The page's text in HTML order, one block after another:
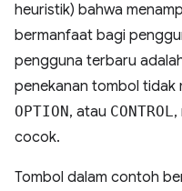
heuristik) bahwa
bermanfaat bagi
pengguna terbaru
penekanan tombol tidak
OPTION, atau CONTROL,
cocok.
Tombol dalam contoh